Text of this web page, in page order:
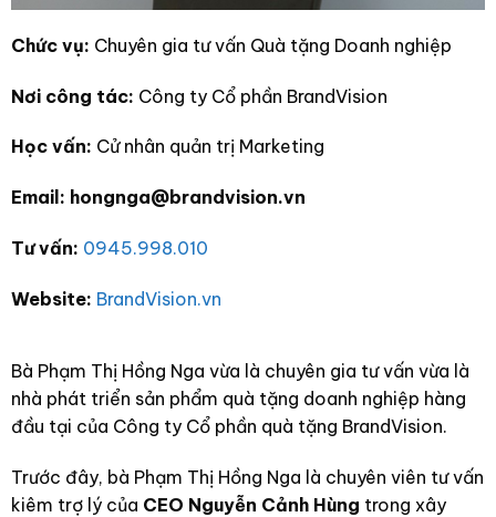
Chức vụ: Chuyên gia tư vấn Quà tặng Doanh nghiệp
Nơi công tác: Công ty Cổ phần BrandVision
Học vấn: Cử nhân quản trị Marketing
Email: hongnga@brandvision.vn
Tư vấn: 0945.998.010
Website: BrandVision.vn
Bà Phạm Thị Hồng Nga vừa là chuyên gia tư vấn vừa là
nhà phát triển sản phẩm quà tặng doanh nghiệp hàng
đầu tại của Công ty Cổ phần quà tặng BrandVision.
Trước đây, bà Phạm Thị Hồng Nga là chuyên viên tư vấn
kiêm trợ lý của CEO Nguyễn Cảnh Hùng trong xây